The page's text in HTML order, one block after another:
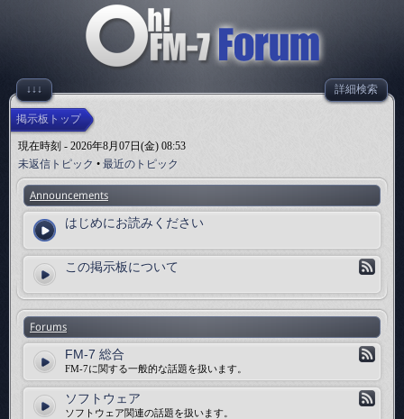
↓↓↓ 詳細検索
掲示板トップ
現在時刻 - 2026年8月07日(金) 08:53
未返信トピック • 最近のトピック
Announcements
はじめにお読みください
この掲示板について
Forums
FM-7 総合
FM-7に関する一般的な話題を扱います。
ソフトウェア
ソフトウェア関連の話題を扱います。